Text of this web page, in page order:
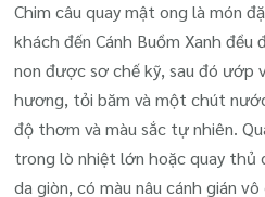
Chim câu quay mật ong là món
khách đến Cánh Buồm Xanh
non được sơ chế kỹ, sau đó ướp
hương, tỏi băm và một chút
độ thơm và màu sắc tự nhiên.
trong lò nhiệt lớn hoặc quay thủ
da giòn, có màu nâu cánh gián